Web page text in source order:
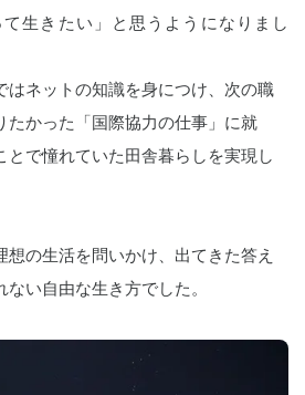
て生きたい」と思うようになりまし
はネットの知識を身につけ、次の職
たかった「国際協力の仕事」に就
とで憧れていた田舎暮らしを実現し
想の生活を問いかけ、出てきた答え
い自由な生き方でした。